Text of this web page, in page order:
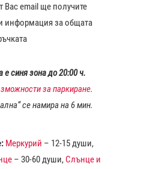
Вас еmail ще получите
информация за общата
е синя зона до 20:00 ч.
за паркиране.
се намира на 6 мин.
Меркурий – 12-15 души,
– 30-60 души, Слънце и